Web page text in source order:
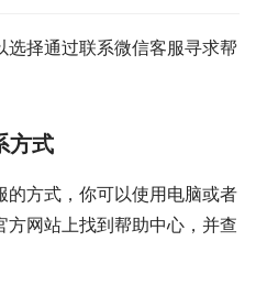
择通过联系微信客服寻求帮
方式
方式，你可以使用电脑或者
网站上找到帮助中心，并查